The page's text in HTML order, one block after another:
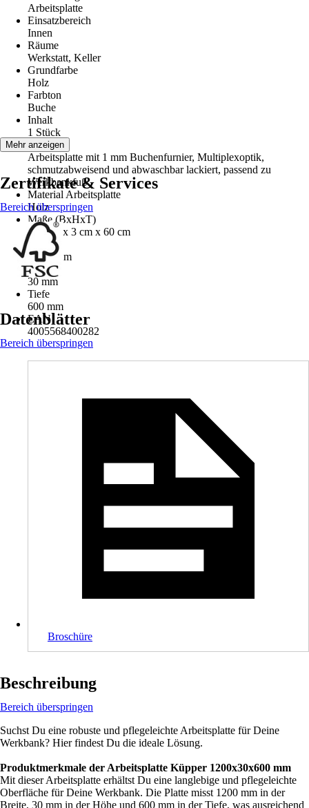
Arbeitsplatte
Einsatzbereich
Innen
Räume
Werkstatt, Keller
Grundfarbe
Holz
Farbton
Buche
Inhalt
1 Stück
Hinweis
Arbeitsplatte mit 1 mm Buchenfurnier, Multiplexoptik,
schmutzabweisend und abwaschbar lackiert, passend zu
Werkbankfuß
Material Arbeitsplatte
Holz
Maße (BxHxT)
120 cm x 3 cm x 60 cm
Breite
1.200 mm
Höhe
30 mm
Tiefe
600 mm
EAN
4005568400282
Mehr anzeigen
Zertifikate & Services
Bereich überspringen
Datenblätter
Bereich überspringen
Broschüre
Beschreibung
Bereich überspringen
Suchst Du eine robuste und pflegeleichte Arbeitsplatte für Deine
Werkbank? Hier findest Du die ideale Lösung.
Produktmerkmale der Arbeitsplatte Küpper 1200x30x600 mm
Mit dieser Arbeitsplatte erhältst Du eine langlebige und pflegeleichte
Oberfläche für Deine Werkbank. Die Platte misst 1200 mm in der
Breite, 30 mm in der Höhe und 600 mm in der Tiefe, was ausreichend